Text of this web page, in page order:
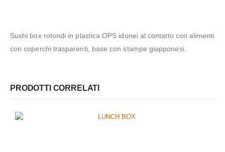
Sushi box rotondi in plastica OPS idonei al contatto con alimenti
con coperchi trasparenti, base con stampe giapponesi.
PRODOTTI CORRELATI